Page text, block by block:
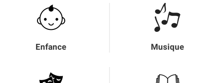
Enfance Musique